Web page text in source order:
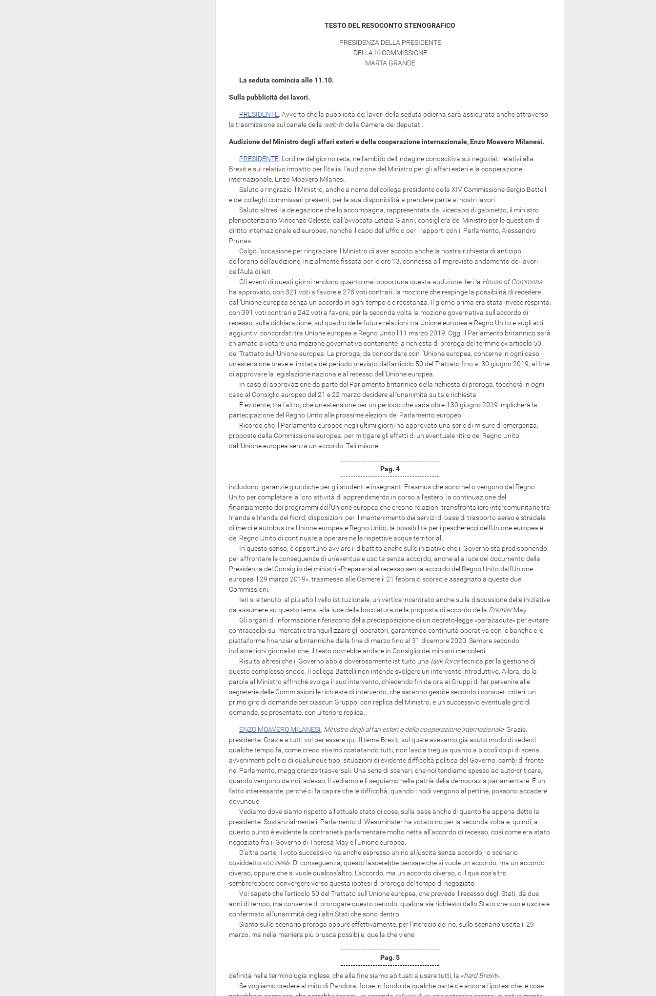
TESTO DEL RESOCONTO STENOGRAFICO
PRESIDENZA DELLA PRESIDENTE
DELLA III COMMISSIONE
MARTA GRANDE
La seduta comincia alle 11.10.
Sulla pubblicità dei lavori.
PRESIDENTE . Avverto che la pubblicità dei lavori della seduta odierna sarà assicurata anche attraverso
la trasmissione sul canale della web-tvdella Camera dei deputati.
Audizione del Ministro degli affari esteri e della cooperazione internazionale, Enzo Moavero Milanesi.
PRESIDENTE . L'ordine del giorno reca, nell'ambito dell'indagine conoscitiva sui negoziati relativi alla
Brexit e sul relativo impatto per l'Italia, l'audizione del Ministro per gli affari esteri e la cooperazione
internazionale, Enzo Moavero Milanesi.
Saluto e ringrazio il Ministro, anche a nome del collega presidente della XIV Commissione Sergio Battelli
e dei colleghi commissari presenti, per la sua disponibilità a prendere parte ai nostri lavori.
Saluto altresì la delegazione che lo accompagna, rappresentata dal vicecapo di gabinetto, il ministro
plenipotenziario Vincenzo Celeste, dall'avvocata Letizia Gianni, consigliera del Ministro per le questioni di
diritto internazionale ed europeo, nonché il capo dell'ufficio per i rapporti con il Parlamento, Alessandro
Prunas.
Colgo l'occasione per ringraziare il Ministro di aver accolto anche la nostra richiesta di anticipo
dell'orario dell'audizione, inizialmente fissata per le ore 13, connessa all'imprevisto andamento dei lavori
dell'Aula di ieri.
Gli eventi di questi giorni rendono quanto mai opportuna questa audizione. Ieri la House of Commons
ha approvato, con 321 voti a favore e 278 voti contrari, la mozione che respinge la possibilità di recedere
dall'Unione europea senza un accordo in ogni tempo e circostanza. Il giorno prima era stata invece respinta,
con 391 voti contrari e 242 voti a favore, per la seconda volta la mozione governativa sull'accordo di
recesso, sulla dichiarazione, sul quadro delle future relazioni tra Unione europea e Regno Unito e sugli atti
aggiuntivi concordati tra Unione europea e Regno Unito l'11 marzo 2019. Oggi il Parlamento britannico sarà
chiamato a votare una mozione governativa contenente la richiesta di proroga del termine ex articolo 50
del Trattato sull'Unione europea. La proroga, da concordare con l'Unione europea, concerne in ogni caso
un'estensione breve e limitata del periodo previsto dall'articolo 50 del Trattato fino al 30 giugno 2019, al fine
di approvare la legislazione nazionale al recesso dell'Unione europea.
In caso di approvazione da parte del Parlamento britannico della richiesta di proroga, toccherà in ogni
caso al Consiglio europeo del 21 e 22 marzo decidere all'unanimità su tale richiesta.
È evidente, tra l'altro, che un'estensione per un periodo che vada oltre il 30 giugno 2019 implicherà la
partecipazione del Regno Unito alle prossime elezioni del Parlamento europeo.
Ricordo che il Parlamento europeo negli ultimi giorni ha approvato una serie di misure di emergenza,
proposte dalla Commissione europea, per mitigare gli effetti di un eventuale ritiro del Regno Unito
dall'Unione europea senza un accordo. Tali misure
Pag. 4
includono: garanzie giuridiche per gli studenti e insegnanti Erasmus che sono nel o vengono dal Regno
Unito per completare la loro attività di apprendimento in corso all'estero; la continuazione del
finanziamento dei programmi dell'Unione europea che creano relazioni transfrontaliere intercomunitarie tra
Irlanda e Irlanda del Nord; disposizioni per il mantenimento dei servizi di base di trasporto aereo e stradale
di merci e autobus tra Unione europea e Regno Unito; la possibilità per i pescherecci dell'Unione europea e
del Regno Unito di continuare a operare nelle rispettive acque territoriali.
In questo senso, è opportuno avviare il dibattito anche sulle iniziative che il Governo sta predisponendo
per affrontare le conseguenze di un'eventuale uscita senza accordo, anche alla luce del documento della
Presidenza del Consiglio dei ministri «Prepararsi al recesso senza accordo del Regno Unito dall'Unione
europea il 29 marzo 2019», trasmesso alle Camere il 21 febbraio scorso e assegnato a queste due
Commissioni.
Ieri si è tenuto, al più alto livello istituzionale, un vertice incentrato anche sulla discussione delle iniziative
da assumere su questo tema, alla luce della bocciatura della proposta di accordo della PremierMay.
Gli organi di informazione riferiscono della predisposizione di un decreto-legge «paracadute» per evitare
contraccolpi sui mercati e tranquillizzare gli operatori, garantendo continuità operativa con le banche e le
piattaforme finanziarie britanniche dalla fine di marzo fino al 31 dicembre 2020. Sempre secondo
indiscrezioni giornalistiche, il testo dovrebbe andare in Consiglio dei ministri mercoledì.
Risulta altresì che il Governo abbia doverosamente istituito una task forcetecnica per la gestione di
questo complesso snodo. Il collega Battelli non intende svolgere un intervento introduttivo. Allora, do la
parola al Ministro affinché svolga il suo intervento, chiedendo fin da ora ai Gruppi di far pervenire alle
segreterie delle Commissioni le richieste di intervento, che saranno gestite secondo i consueti criteri: un
primo giro di domande per ciascun Gruppo, con replica del Ministro, e un successivo eventuale giro di
domande, se presentate, con ulteriore replica.
ENZO MOAVERO MILANESI, Ministro degli affari esteri e della cooperazione internazionale. Grazie,
presidente. Grazie a tutti voi per essere qui. Il tema Brexit, sul quale avevamo già avuto modo di vederci
qualche tempo fa, come credo stiamo costatando tutti, non lascia tregua quanto a piccoli colpi di scena,
avvenimenti politici di qualunque tipo, situazioni di evidente difficoltà politica del Governo, cambi di fronte
nel Parlamento, maggioranze trasversali. Una serie di scenari, che noi tendiamo spesso ad auto-criticare,
quando vengono da noi, adesso, li vediamo e li seguiamo nella patria della democrazia parlamentare. È un
fatto interessante, perché ci fa capire che le difficoltà, quando i nodi vengono al pettine, possono accadere
dovunque.
Vediamo dove siamo rispetto all'attuale stato di cose, sulla base anche di quanto ha appena detto la
presidente. Sostanzialmente il Parlamento di Westminster ha votato no per la seconda volta e, quindi, a
questo punto è evidente la contrarietà parlamentare molto netta all'accordo di recesso, così come era stato
negoziato fra il Governo di Theresa May e l'Unione europea.
D'altra parte, il voto successivo ha anche espresso un no all'uscita senza accordo, lo scenario
cosiddetto «no deal». Di conseguenza, questo lascerebbe pensare che si vuole un accordo, ma un accordo
diverso, oppure che si vuole qualcos'altro. L'accordo, ma un accordo diverso, o il qualcos'altro
sembrerebbero convergere verso questa ipotesi di proroga del tempo di negoziato.
Voi sapete che l'articolo 50 del Trattato sull'Unione europea, che prevede il recesso degli Stati, dà due
anni di tempo, ma consente di prorogare questo periodo, qualora sia richiesto dallo Stato che vuole uscire e
confermato all'unanimità degli altri Stati che sono dentro.
Siamo sullo scenario proroga oppure effettivamente, per l'incrocio dei no, sullo scenario uscita il 29
marzo, ma nella maniera più brusca possibile, quella che viene
Pag. 5
definita nella terminologia inglese, che alla fine siamo abituati a usare tutti, la «hard Brexit».
Se vogliamo credere al mito di Pandora, forse in fondo da qualche parte c'è ancora l'ipotesi che le cose